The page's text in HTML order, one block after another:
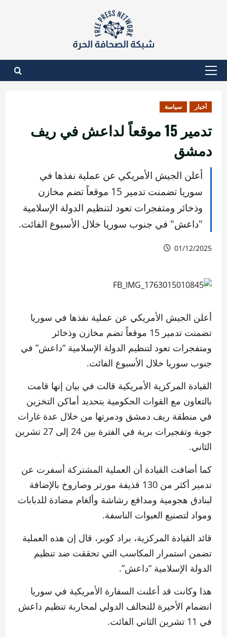
القائمة
أخبار سياسة
تدمير 15 موقعاً لداعش في ريف
دمشق
أعلن الجيش الأمريكي عن عملية نفذها في
سوريا تضمنت تدمير 15 موقعاً تضم مخازن
وذخائر ومتفجرات تعود لتنظيم الدولة الإسلامية
"داعش" في جنوب سوريا خلال الأسبوع الفائت.
01/12/2025
أعلن الجيش الأمريكي عن عملية نفذها في سوريا
تضمنت تدمير 15 موقعاً تضم مخازن وذخائر
ومتفجرات تعود لتنظيم الدولة الإسلامية “داعش” في
جنوب سوريا خلال الأسبوع الفائت.
القيادة المركزية الأمريكية قالت في بيان إنها قامت
بالتعاون مع القوات الحكومية بتحديد أماكن التخزين
في منطقة ريف دمشق ودمرتها من خلال عدة غارات
جوية وتفجيرات برية في الفترة بين 24 إلى 27 تشرين
الثاني.
كما أضافت القيادة أن العملية المشتركة أسفرت عن
تدمير أكثر من 130 قذيفة مورتر وصاروخ بالإضافة
لبنادق هجومية ومدافع رشاشة وألغام مضادة للدبابات
ومواد لتصنيع العبوات الناسفة.
قائد القيادة المركزية، براد كوبر، قال إن هذه العملية
تضمن استمرار المكاسب التي تحققت ضد تنظيم
الدولة الإسلامية “داعش”.
هذا وكانت قد أعلنت السفارة الأمريكية في سوريا
انضمام الأخيرة للتحالف الدولي لمحاربة تنظيم داعش
في 11 تشرين الثاني الفائت.